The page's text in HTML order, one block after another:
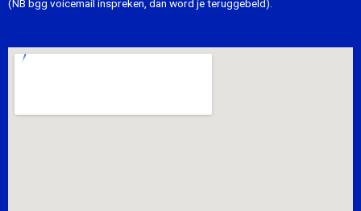
(NB bgg voicemail inspreken, dan word je teruggebeld).